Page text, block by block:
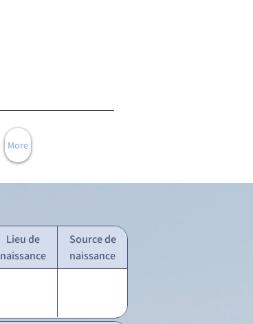
More
Lieu de
naissance
Source de
naissance